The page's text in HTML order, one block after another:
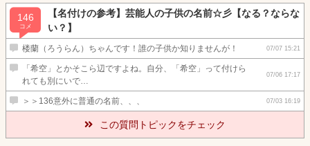
146
コメ
【名付けの参考】芸能人の子供の名前☆彡【なる？ならな
い？】
楼蘭（ろうらん）ちゃんです！誰の子供か知りませんが！ 07/07 15:21
「希空」とかそこら辺ですよね。自分、「希空」って付けら
れても別にいで…
07/06 17:17
＞＞136意外に普通の名前、、、 07/03 16:19
この質問トピックをチェック